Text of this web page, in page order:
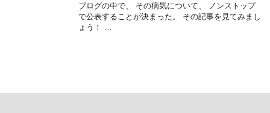
ブログの中で、 その病気について、 ノンストップ
で公表することが決まった。 その記事を見てみまし
ょう！ …